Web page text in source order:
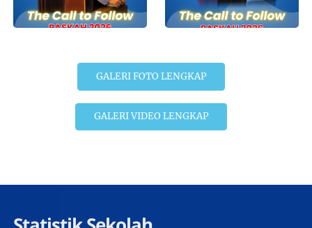
GALERI FOTO LENGKAP
GALERI VIDEO LENGKAP